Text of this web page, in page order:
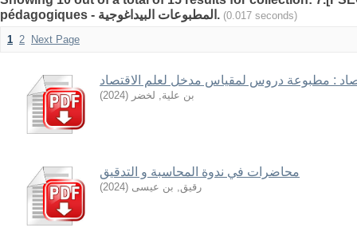
pédagogiques - المطبوعات البيداغوجية.
(0.017 seconds)
1 2 Next Page
: مطبوعة دروس لمقياس مدخل لعلم الاقتصاد
بن علية, لخضر (
2024
)
محاضرات في ندوة المحاسبة و التدقيق
رقيق, بن عيسى (
2024
)